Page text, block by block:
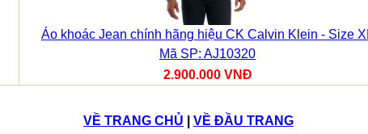
Áo khoác Jean chính hãng hiệu CK Calvin Klein - Size
Mã SP: AJ10320
2.900.000 VNĐ
VỀ TRANG CHỦ
VỀ ĐẦU TRANG